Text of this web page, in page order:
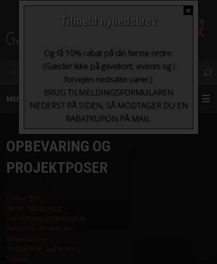
0 Vare(r)
0,00 DKK
MENU
GARN
STRIKKEPINDE OG HÆKLENÅLE
BØGER OG HÆFTER
STRIKKE OG HÆKLEOPSKRIFTER
GAVEKORT
OPBEVARING OG
PROJEKTPOSER
Emma Ball
Andet opbevaring
Garnkistens projektposer
PetiteKnit Pindeetuier
Projektposer
Strikkefeber opbevaring
Tasker
✖
Tilmeld nyhedsbrev
Og få 10% rabat på din første ordre.
(Gælder ikke på gavekort, events og i
forvejen nedsatte varer.).
BRUG TILMELDINGSFORMULAREN
NEDERST PÅ SIDEN, SÅ MODTAGER DU EN
RABATKUPON PÅ MAIL.